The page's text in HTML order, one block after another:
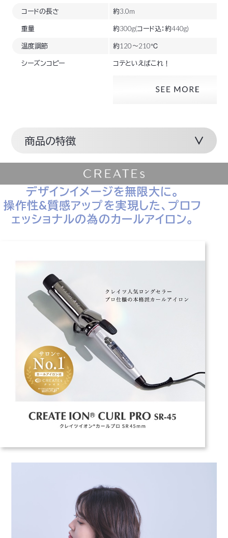
コードの長さ 約3.0m
重量 約300g(コード込：約440g)
温度調節 約120～210℃
シーズンコピー コテといえばこれ！
商品の特徴
デザインイメージを無限大に。
操作性&質感アップを実現した、プロフ
ェッショナルの為のカールアイロン。